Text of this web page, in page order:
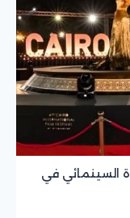
السينمائي في